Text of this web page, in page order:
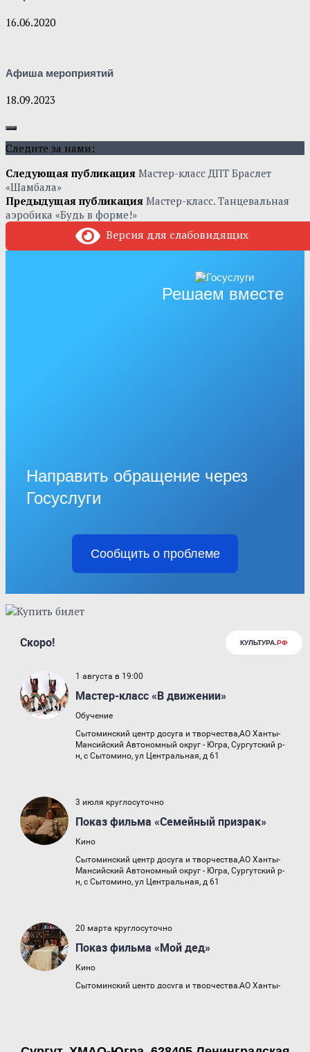
16.06.2020
Афиша мероприятий
18.09.2023
Следите за нами:
Следующая публикация Мастер-класс ДПТ Браслет
«Шамбала»
Предыдущая публикация Мастер-класс. Танцевальная
аэробика «Будь в форме!»
Версия для слабовидящих
Решаем вместе
Направить обращение через
Госуслуги
Сообщить о проблеме